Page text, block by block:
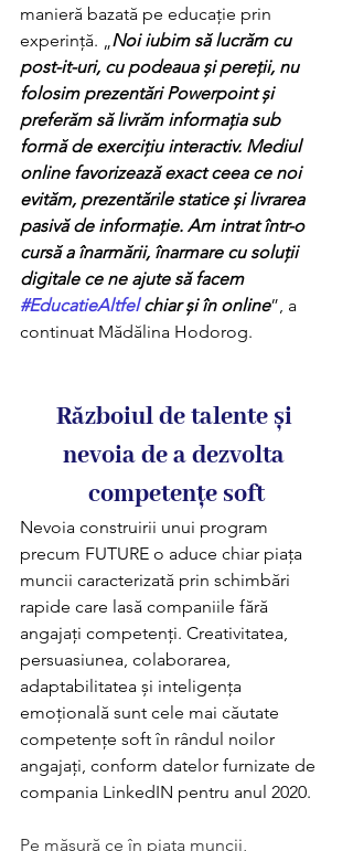
manieră bazată pe educație prin
experință. „Noi iubim să lucrăm cu
post-it-uri, cu podeaua și pereții, nu
folosim prezentări Powerpoint și
preferăm să livrăm informația sub
formă de exercițiu interactiv. Mediul
online favorizează exact ceea ce noi
evităm, prezentările statice și livrarea
pasivă de informație. Am intrat într-o
cursă a înarmării, înarmare cu soluții
digitale ce ne ajute să facem
#EducatieAltfel chiar și în online”, a
continuat Mădălina Hodorog.
Războiul de talente și
nevoia de a dezvolta
competențe soft
Nevoia construirii unui program
precum FUTURE o aduce chiar piața
muncii caracterizată prin schimbări
rapide care lasă companiile fără
angajați competenți. Creativitatea,
persuasiunea, colaborarea,
adaptabilitatea și inteligența
emoțională sunt cele mai căutate
competențe soft în rândul noilor
angajați, conform datelor furnizate de
compania LinkedIN pentru anul 2020.
Pe măsură ce în piața muncii,